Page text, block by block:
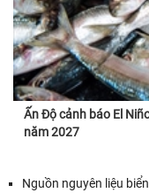
Ấn Độ cảnh báo El
năm 2027
Nguồn nguyên liệu